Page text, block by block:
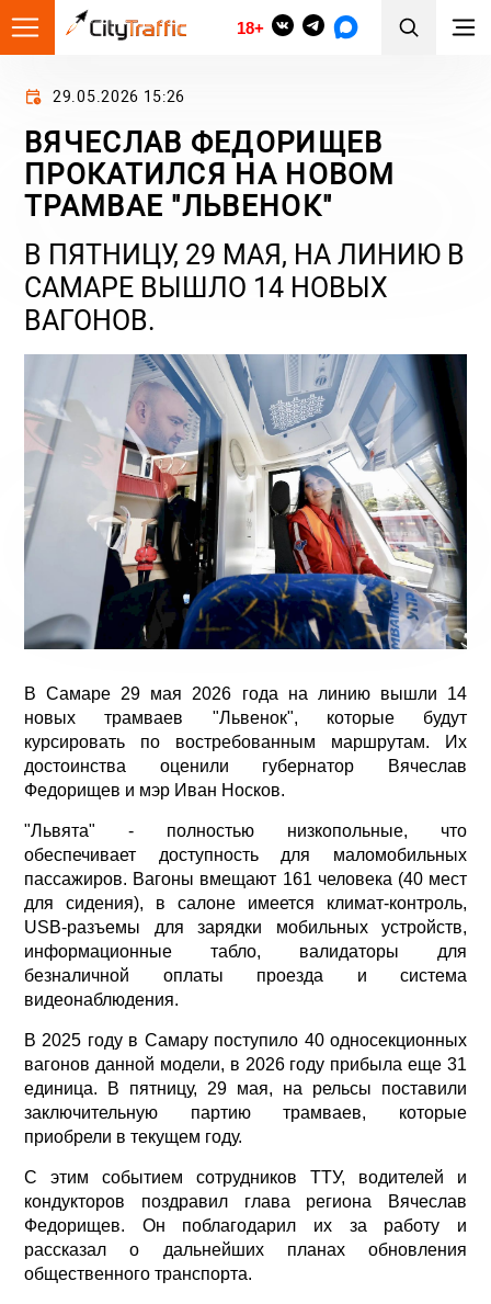
18+
29.05.2026 15:26
ВЯЧЕСЛАВ ФЕДОРИЩЕВ
ПРОКАТИЛСЯ НА НОВОМ
ТРАМВАЕ "ЛЬВЕНОК"
В ПЯТНИЦУ, 29 МАЯ, НА ЛИНИЮ В
САМАРЕ ВЫШЛО 14 НОВЫХ
ВАГОНОВ.
В Самаре 29 мая 2026 года на линию вышли 14
новых трамваев "Львенок", которые будут
курсировать по востребованным маршрутам. Их
достоинства оценили губернатор Вячеслав
Федорищев и мэр Иван Носков.
"Львята" - полностью низкопольные, что
обеспечивает доступность для маломобильных
пассажиров. Вагоны вмещают 161 человека (40 мест
для сидения), в салоне имеется климат-контроль,
USB-разъемы для зарядки мобильных устройств,
информационные табло, валидаторы для
безналичной оплаты проезда и система
видеонаблюдения.
В 2025 году в Самару поступило 40 односекционных
вагонов данной модели, в 2026 году прибыла еще 31
единица. В пятницу, 29 мая, на рельсы поставили
заключительную партию трамваев, которые
приобрели в текущем году.
С этим событием сотрудников ТТУ, водителей и
кондукторов поздравил глава региона Вячеслав
Федорищев. Он поблагодарил их за работу и
рассказал о дальнейших планах обновления
общественного транспорта.